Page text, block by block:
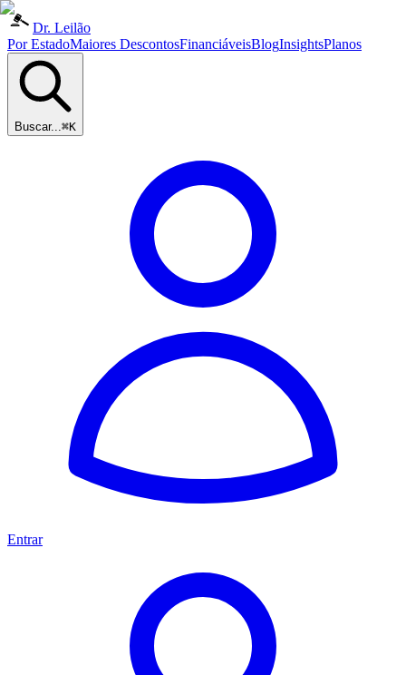
Dr. Leilão
Por EstadoMaiores DescontosFinanciáveisBlogInsightsPlanos
Buscar...⌘K
Entrar